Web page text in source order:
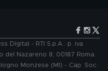
Digital - RTI S.p.A.: p. iva
del Nazareno 8, 00187 Roma.
Monzese (MI) - Cap. Soc.